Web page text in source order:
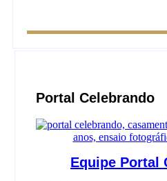
Portal Celebrando
Equipe Portal